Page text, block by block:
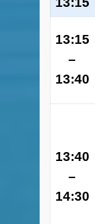
13:15
–
13:40
13:40
–
14:30